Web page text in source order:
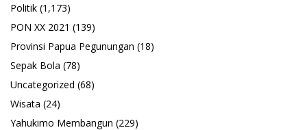
Politik (1,173)
PON XX 2021 (139)
Provinsi Papua Pegunungan (18)
Sepak Bola (78)
Uncategorized (68)
Wisata (24)
Yahukimo Membangun (229)